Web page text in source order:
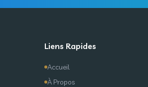
Liens Rapides
Accueil
À Propos